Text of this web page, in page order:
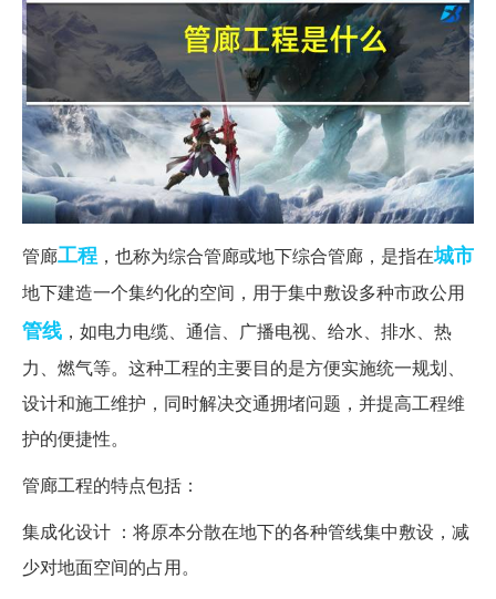
管廊工程 ，也称为综合管廊或地下综合管廊，是指在城市
地下建造一个集约化的空间，用于集中敷设多种市政公用
管线 ，如电力电缆、通信、广播电视、给水、排水、热
力、燃气等。这种工程的主要目的是方便实施统一规划、
设计和施工维护，同时解决交通拥堵问题，并提高工程维
护的便捷性。
管廊工程的特点包括：
集成化设计 ：将原本分散在地下的各种管线集中敷设，减
少对地面空间的占用。